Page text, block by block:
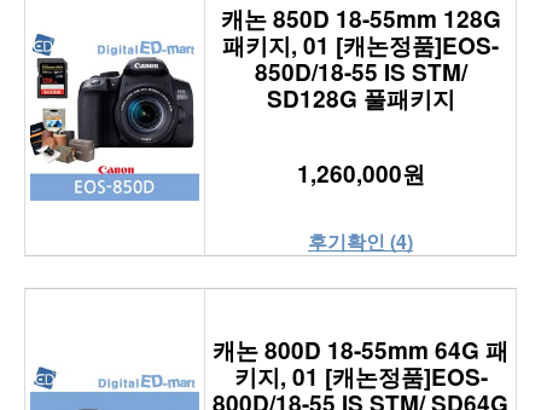
캐논 850D 18-55mm 128G
패키지, 01 [캐논정품]EOS-
850D/18-55 IS STM/
SD128G 풀패키지
1,260,000원
후기확인 (4)
캐논 800D 18-55mm 64G 패
키지, 01 [캐논정품]EOS-
800D/18-55 IS STM/ SD64G